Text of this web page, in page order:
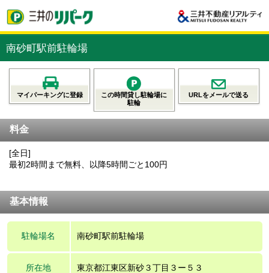
南砂町駅前駐輪場
マイパーキングに登録
この時間貸し駐輪場に
駐輪
URLをメールで送る
料金
[全日]
最初2時間まで無料、以降5時間ごと100円
基本情報
駐輪場名 南砂町駅前駐輪場
所在地 東京都江東区新砂３丁目３ー５３